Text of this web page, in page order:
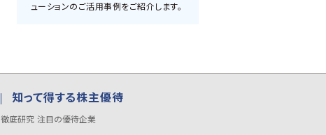
ューションのご活用事例をご紹介します。
知って得する株主優待
徹底研究 注目の優待企業